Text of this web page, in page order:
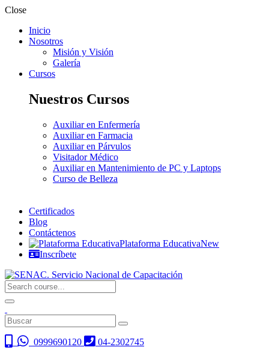
Close
Inicio
Nosotros
Misión y Visión
Galería
Cursos
Nuestros Cursos
Auxiliar en Enfermería
Auxiliar en Farmacia
Auxiliar en Párvulos
Visitador Médico
Auxiliar en Mantenimiento de PC y Laptops
Curso de Belleza
Certificados
Blog
Contáctenos
Plataforma EducativaNew
Inscríbete
0999690120
04-2302745